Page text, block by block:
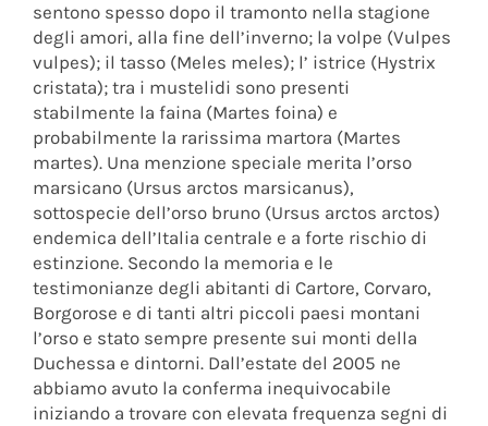
sentono spesso dopo il tramonto nella stagione
degli amori, alla fine dell’inverno; la volpe (Vulpes
vulpes); il tasso (Meles meles); l’ istrice (Hystrix
cristata); tra i mustelidi sono presenti
stabilmente la faina (Martes foina) e
probabilmente la rarissima martora (Martes
martes). Una menzione speciale merita l’orso
marsicano (Ursus arctos marsicanus),
sottospecie dell’orso bruno (Ursus arctos arctos)
endemica dell’Italia centrale e a forte rischio di
estinzione. Secondo la memoria e le
testimonianze degli abitanti di Cartore, Corvaro,
Borgorose e di tanti altri piccoli paesi montani
l’orso e stato sempre presente sui monti della
Duchessa e dintorni. Dall’estate del 2005 ne
abbiamo avuto la conferma inequivocabile
iniziando a trovare con elevata frequenza segni di